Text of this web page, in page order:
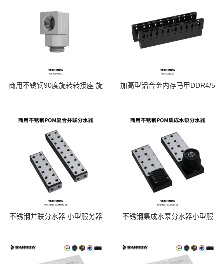
商用不锈钢90度旋转转接座 旋
加高型铝合金内存马甲DDR4/5
不锈钢并联分水器 小型服务器
不锈钢集成水泵分水器小型服